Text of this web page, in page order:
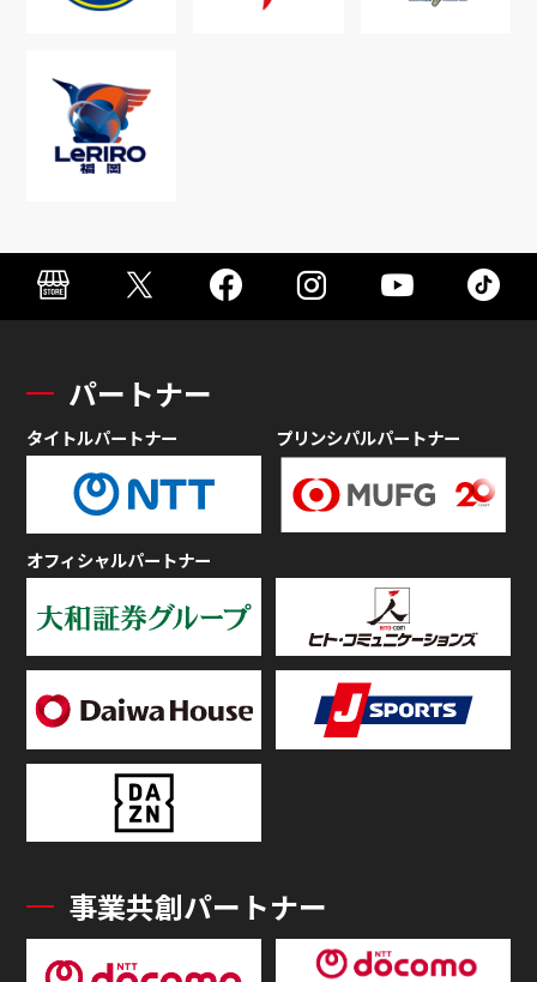
パートナー
タイトルパートナー プリンシパルパートナー
オフィシャルパートナー
事業共創パートナー